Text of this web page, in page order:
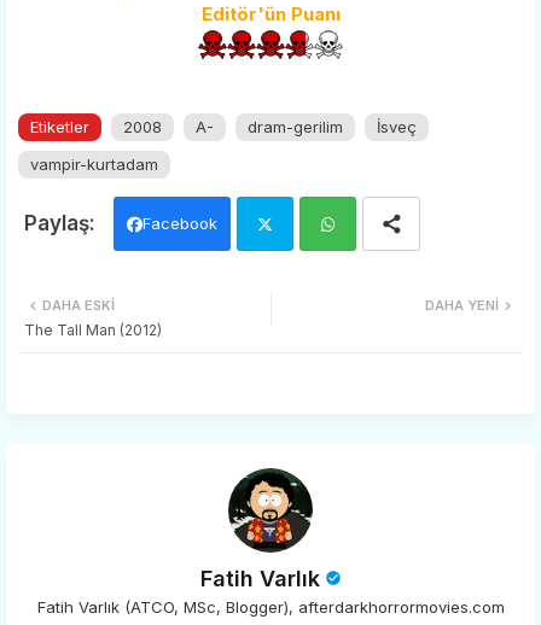
Editör'ün Puanı
Etiketler 2008 A- dram-gerilim
İsveç
vampir-kurtadam
Facebook
DAHA YENI
DAHA ESKI
The Tall Man (2012)
Fatih Varlık
Fatih Varlık (ATCO, MSc, Blogger), afterdarkhorrormovies.com